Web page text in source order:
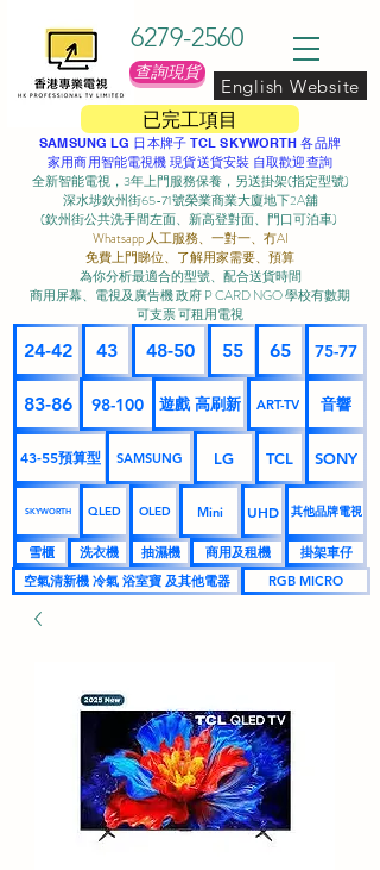
已完工項目
6279-2560
查詢現貨
English Website
SAMSUNG LG 日本牌子 TCL SKYWORTH 各品牌
家用商用智能電視機 現貨送貨安裝 自取歡迎查詢
全新智能電視，3年上門服務保養，另送掛架(指定型號)
深水埗欽州街65-71號榮業商業大廈地下2A舖
(欽州街公共洗手間左面、新高登對面、門口可泊車) ​
Whatsapp 人工服務、一對一、冇AI
免費上門睇位、了解用家需要、預算
為你分析最適合的型號、配合送貨時間
商用屏幕、電視及廣告機 政府 P CARD NGO 學校有數期
可支票 可租用電視
24-42 43 48-50 55 65 75-77
83-86 98-100 遊戲 高刷新 ART-TV 音響
43-55預算型 SAMSUNG LG TCL SONY
SKYWORTH QLED OLED Mini UHD 其他品牌電視
雪櫃 洗衣機 抽濕機 商用及租機
掛架車仔
空氣清新機 冷氣 浴室寶 及其他電器
RGB MICRO